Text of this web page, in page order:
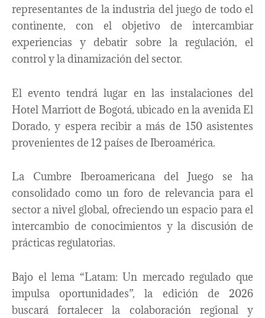
representantes de la industria del juego de todo el
continente, con el objetivo de intercambiar
experiencias y debatir sobre la regulación, el
control y la dinamización del sector.
El evento tendrá lugar en las instalaciones del
Hotel Marriott de Bogotá, ubicado en la avenida El
Dorado, y espera recibir a más de 150 asistentes
provenientes de 12 países de Iberoamérica.
La Cumbre Iberoamericana del Juego se ha
consolidado como un foro de relevancia para el
sector a nivel global, ofreciendo un espacio para el
intercambio de conocimientos y la discusión de
prácticas regulatorias.
Bajo el lema “Latam: Un mercado regulado que
impulsa oportunidades”, la edición de 2026
buscará fortalecer la colaboración regional y